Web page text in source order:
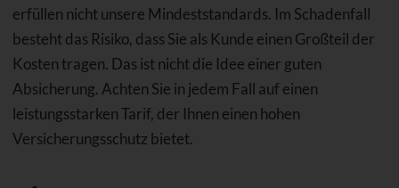
erfüllen nicht unsere Mindeststandards. Im Schadenfall
besteht das Risiko, dass Sie als Kunde einen Großteil der
Kosten tragen. Das ist nicht die Idee einer guten
Absicherung. Achten Sie in jedem Fall auf einen
leistungsstarken Tarif, der Ihnen einen hohen
Versicherungsschutz bietet.